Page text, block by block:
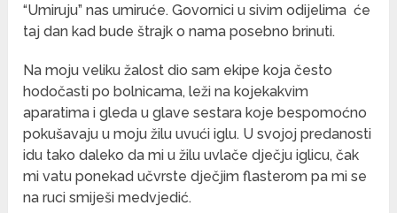
“Umiruju” nas umiruće. Govornici u sivim odijelima će
taj dan kad bude štrajk o nama posebno brinuti.
Na moju veliku žalost dio sam ekipe koja često
hodočasti po bolnicama, leži na kojekakvim
aparatima i gleda u glave sestara koje bespomoćno
pokušavaju u moju žilu uvući iglu. U svojoj predanosti
idu tako daleko da mi u žilu uvlače dječju iglicu, čak
mi vatu ponekad učvrste dječjim flasterom pa mi se
na ruci smiješi medvjedić.